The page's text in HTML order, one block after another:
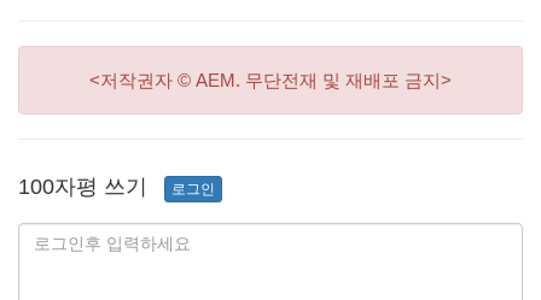
<저작권자 © AEM. 무단전재 및 재배포 금지>
100자평 쓰기 로그인